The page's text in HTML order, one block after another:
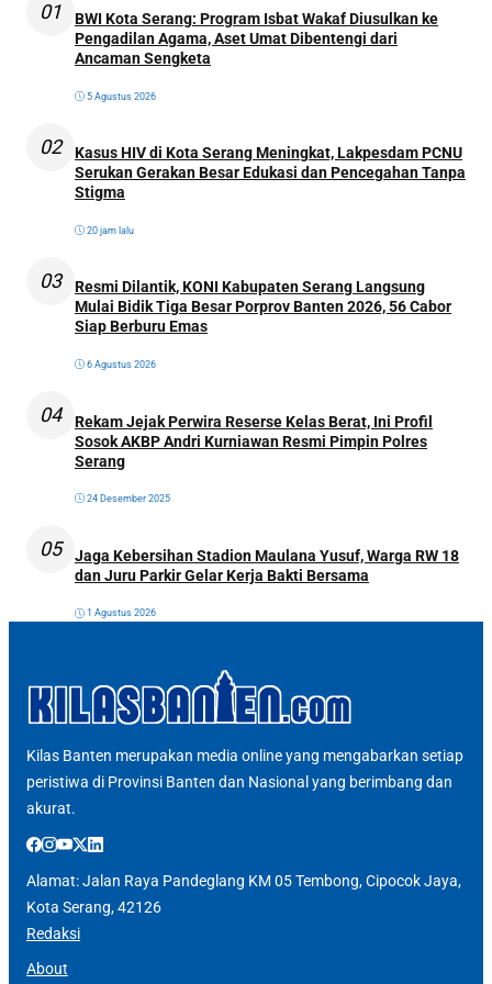
01
BWI Kota Serang: Program Isbat Wakaf Diusulkan ke
Pengadilan Agama, Aset Umat Dibentengi dari
Ancaman Sengketa
5 Agustus 2026
02
Kasus HIV di Kota Serang Meningkat, Lakpesdam PCNU
Serukan Gerakan Besar Edukasi dan Pencegahan Tanpa
Stigma
20 jam lalu
03
Resmi Dilantik, KONI Kabupaten Serang Langsung
Mulai Bidik Tiga Besar Porprov Banten 2026, 56 Cabor
Siap Berburu Emas
6 Agustus 2026
04
Rekam Jejak Perwira Reserse Kelas Berat, Ini Profil
Sosok AKBP Andri Kurniawan Resmi Pimpin Polres
Serang
24 Desember 2025
05
Jaga Kebersihan Stadion Maulana Yusuf, Warga RW 18
dan Juru Parkir Gelar Kerja Bakti Bersama
1 Agustus 2026
Kilas Banten merupakan media online yang mengabarkan setiap
peristiwa di Provinsi Banten dan Nasional yang berimbang dan
akurat.
Alamat: Jalan Raya Pandeglang KM 05 Tembong, Cipocok Jaya,
Kota Serang, 42126
Redaksi
About